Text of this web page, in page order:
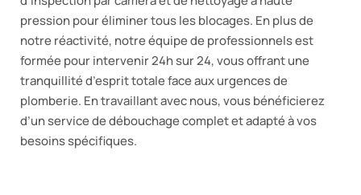
pression pour éliminer tous les blocages. En plus de
notre réactivité, notre équipe de professionnels est
formée pour intervenir 24h sur 24, vous offrant une
tranquillité d’esprit totale face aux urgences de
plomberie. En travaillant avec nous, vous bénéficierez
d’un service de débouchage complet et adapté à vos
besoins spécifiques.